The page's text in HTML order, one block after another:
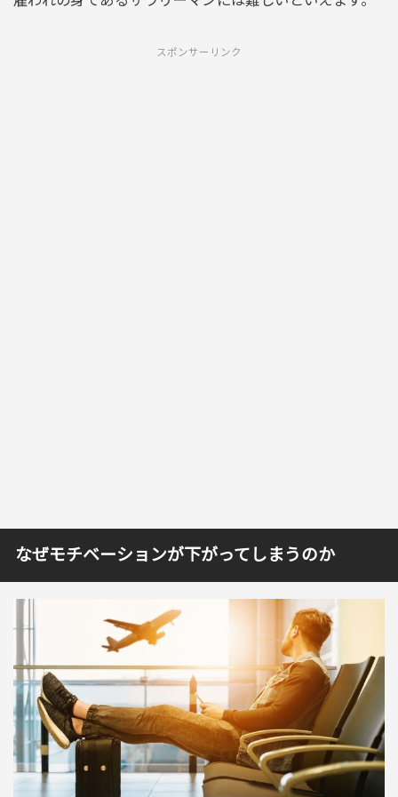
スポンサーリンク
なぜモチベーションが下がってしまうのか